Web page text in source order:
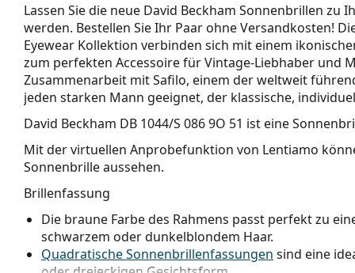
Lassen Sie die neue David Beckham Sonnenbrillen
werden. Bestellen Sie Ihr Paar ohne Versandkosten!
Eyewear Kollektion verbinden sich mit einem
zum perfekten Accessoire für Vintage-Liebhaber und
Zusammenarbeit mit Safilo, einem der weltweit
jeden starken Mann geeignet, der klassische,
David Beckham DB 1044/S 086 9O 51 ist eine
Mit der virtuellen Anprobefunktion von Lentiamo
Sonnenbrille aussehen.
Brillenfassung
Die braune Farbe des Rahmens passt perfekt zu
schwarzem oder dunkelblondem Haar.
Quadratische Sonnenbrillenfassungen sind eine